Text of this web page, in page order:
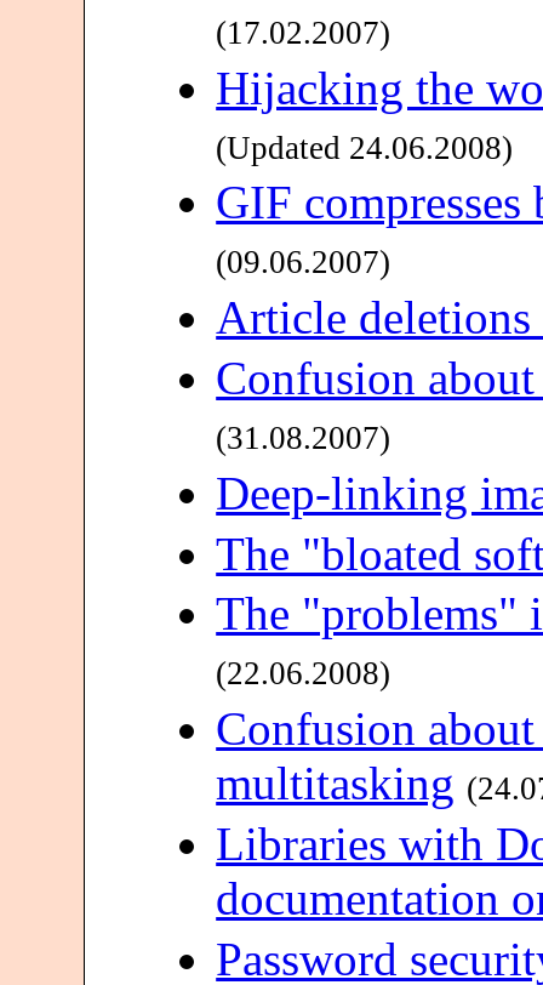
(17.02.2007)
Hijacking the
(Updated 24.06.2008)
GIF compresses
(09.06.2007)
Article
Confusion
(31.08.2007)
Deep-linking
The "bloated
The "problems"
(22.06.2008)
Confusion
multitasking
Libraries with
documentation
Password